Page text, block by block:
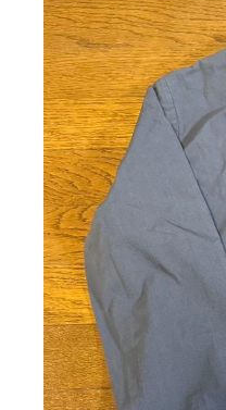
発送までの日数:
サイズ
photo_description
ブランド